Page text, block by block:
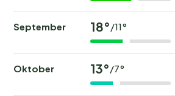
September 18°/11°
Oktober 13°/7°